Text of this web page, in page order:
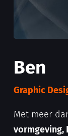
Ben
Graphic
Met meer
vormgeving,